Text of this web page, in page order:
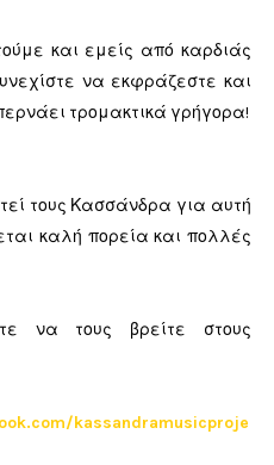
και εμείς από καρδιάς
να εκφράζεστε και
τρομακτικά γρήγορα!
τους Κασσάνδρα για αυτή
καλή πορεία και πολλές
να τους βρείτε στους
kassandramusicproje